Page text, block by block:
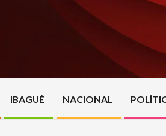
IBAGUÉ NACIONAL